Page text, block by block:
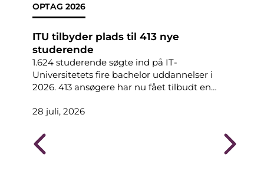
OPTAG 2026
ITU tilbyder plads til 413 nye
studerende
1.624 studerende søgte ind på IT-
Universitetets fire bachelor uddannelser i
2026. 413 ansøgere har nu fået tilbudt en
28 juli, 2026